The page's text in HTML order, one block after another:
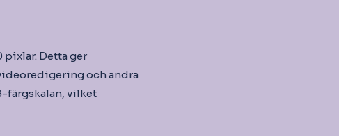
Detta ger
och andra
färgskalan, vilket